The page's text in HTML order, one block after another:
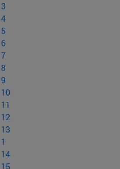
3
4
5
6
7
8
9
10
11
12
13
1
14
15